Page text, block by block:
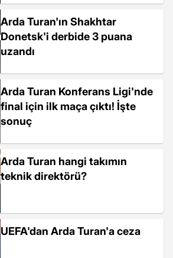
Arda Turan'ın Shakhtar
Donetsk'i derbide 3 puana
uzandı
Arda Turan Konferans Ligi'nde
final için ilk maça çıktı! İşte
sonuç
Arda Turan hangi takımın
teknik direktörü?
UEFA'dan Arda Turan'a ceza